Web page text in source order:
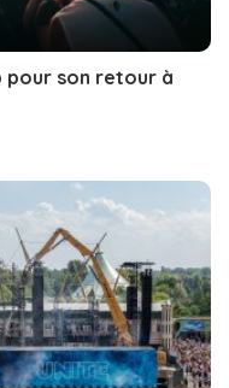
pour son retour à